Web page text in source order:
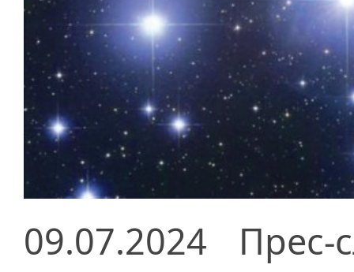
09.07.2024 Прес-